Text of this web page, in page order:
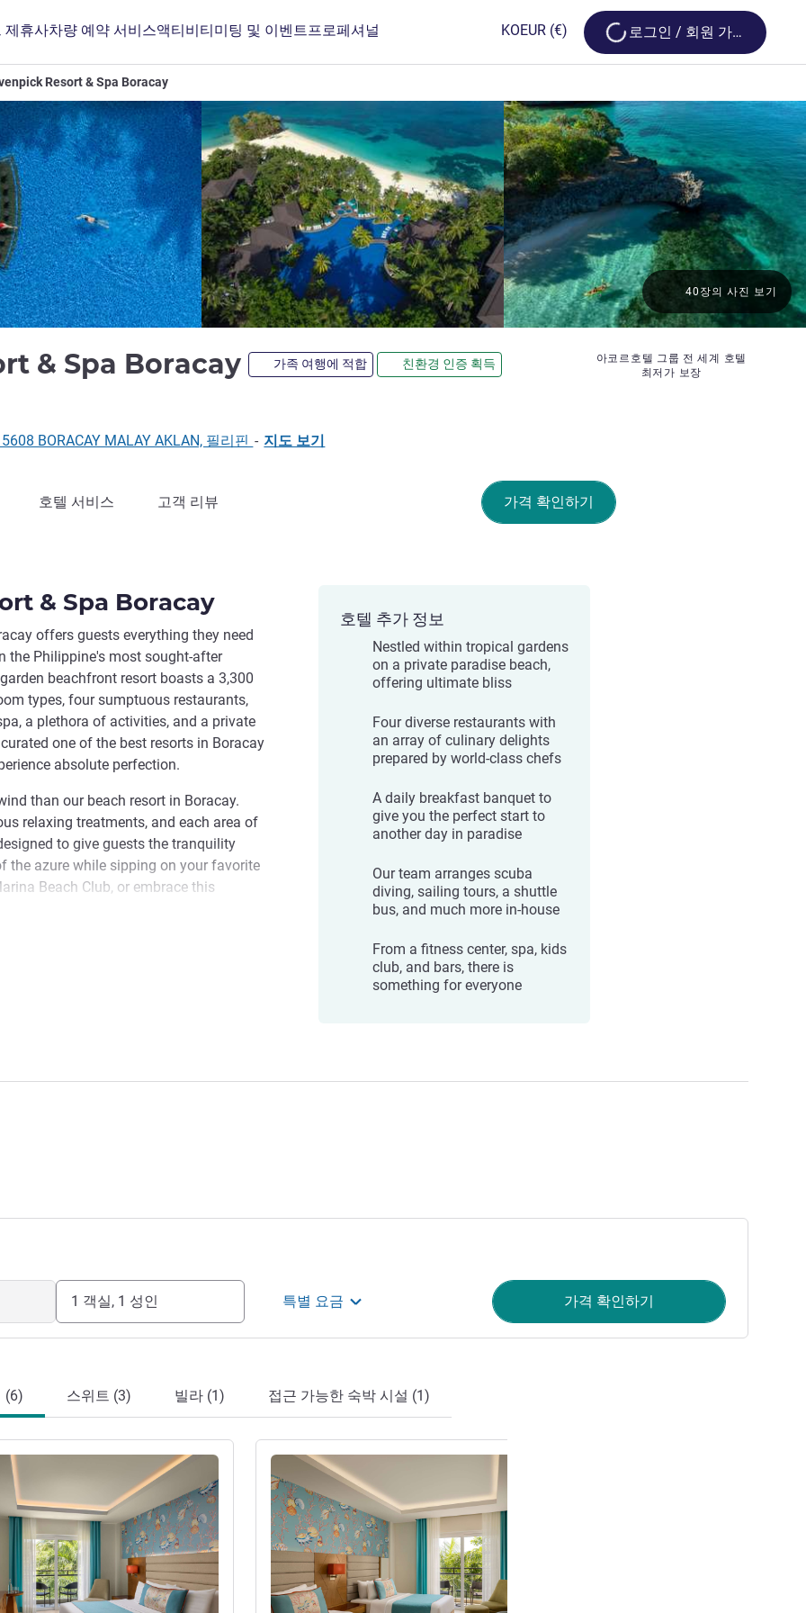
제휴사차량 예약 서비스액티비티미팅 및 이벤트 프로페셔널 KOEUR (€) Loading...
로그인 / 회원 가입
Resort & Spa Boracay
& Spa Boracay 가족 여행에 적합 친환경 인증 획득
아코르호텔 그룹 전 세계 호텔
최저가 보장
40장의 사진 보기
BORACAY MALAY AKLAN, 필리핀 - 지도 보기
가격 확인하기
호텔 서비스 고객 리뷰
& Spa Boracay
offers guests everything they need
the Philippine's most sought-after
beachfront resort boasts a 3,300
types, four sumptuous restaurants,
a plethora of activities, and a private
one of the best resorts in Boracay
absolute perfection.
than our beach resort in Boracay.
relaxing treatments, and each area of
to give guests the tranquility
the azure while sipping on your favorite
Beach Club, or embrace this
호텔 추가 정보
Nestled within tropical gardens
on a private paradise beach,
offering ultimate bliss
Four diverse restaurants with
an array of culinary delights
prepared by world-class chefs
A daily breakfast banquet to
give you the perfect start to
another day in paradise
Our team arranges scuba
diving, sailing tours, a shuttle
bus, and much more in-house
From a fitness center, spa, kids
club, and bars, there is
something for everyone
1 객실, 1 성인 특별 요금 가격 확인하기
(6) 스위트 (3) 빌라 (1) 접근 가능한 숙박 시설 (1)
세부 정보 보기